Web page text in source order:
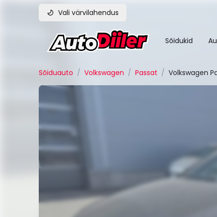
Vali värvilahendus
Sõidukid
Sõiduauto / Volkswagen / Passat / Volkswagen